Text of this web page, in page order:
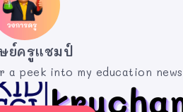
ย์ครูแชมป์
a peek into my education